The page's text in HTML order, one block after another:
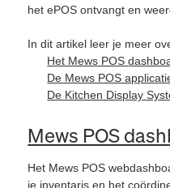
het ePOS ontvangt en
In dit artikel leer je meer
Het Mews POS
De Mews POS
De Kitchen Display
Mews POS
Het Mews POS
je inventaris en het